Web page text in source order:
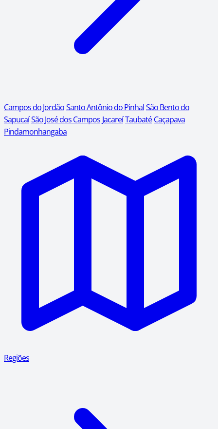
Campos do JordãoSanto Antônio do PinhalSão Bento do
SapucaíSão José dos Campos JacareíTaubaté Caçapava
Pindamonhangaba
Regiões